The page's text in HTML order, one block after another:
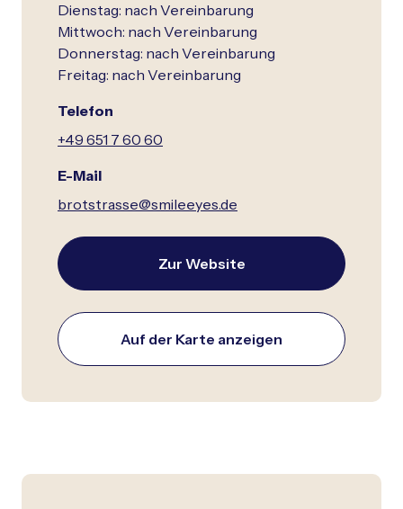
Dienstag: nach Vereinbarung
Mittwoch: nach Vereinbarung
Donnerstag: nach Vereinbarung
Freitag: nach Vereinbarung
Telefon
+49 651 7 60 60
E-Mail
brotstrasse@smileeyes.de
Zur Website
Auf der Karte anzeigen